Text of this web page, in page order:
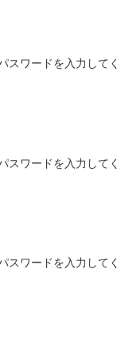
スワードを入力してく
スワードを入力してく
スワードを入力してく